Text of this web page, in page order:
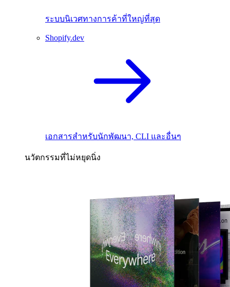
ระบบนิเวศทางการค้าที่ใหญ่ที่สุด
Shopify.dev
เอกสารสำหรับนักพัฒนา, CLI และอื่นๆ
นวัตกรรมที่ไม่หยุดนิ่ง